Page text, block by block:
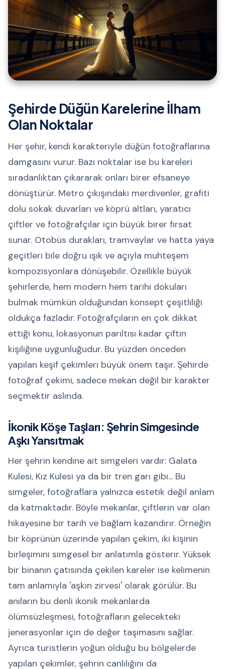
Şehirde Düğün Karelerine İlham
Olan Noktalar
Her şehir, kendi karakteriyle düğün fotoğraflarına
damgasını vurur. Bazı noktalar ise bu kareleri
sıradanlıktan çıkararak onları birer efsaneye
dönüştürür. Metro çıkışındaki merdivenler, grafiti
dolu sokak duvarları ve köprü altları, yaratıcı
çiftler ve fotoğrafçılar için büyük birer fırsat
sunar. Otobüs durakları, tramvaylar ve hatta yaya
geçitleri bile doğru ışık ve açıyla muhteşem
kompozisyonlara dönüşebilir. Özellikle büyük
şehirlerde, hem modern hem tarihi dokuları
bulmak mümkün olduğundan konsept çeşitliliği
oldukça fazladır. Fotoğrafçıların en çok dikkat
ettiği konu, lokasyonun parıltısı kadar çiftin
kişiliğine uygunluğudur. Bu yüzden önceden
yapılan keşif çekimleri büyük önem taşır. Şehirde
fotoğraf çekimi, sadece mekan değil bir karakter
seçmektir aslında.
İkonik Köşe Taşları: Şehrin Simgesinde
Aşkı Yansıtmak
Her şehrin kendine ait simgeleri vardır: Galata
Kulesi, Kız Kulesi ya da bir tren garı gibi... Bu
simgeler, fotoğraflara yalnızca estetik değil anlam
da katmaktadır. Böyle mekanlar, çiftlerin var olan
hikayesine bir tarih ve bağlam kazandırır. Örneğin
bir köprünün üzerinde yapılan çekim, iki kişinin
birleşimini simgesel bir anlatımla gösterir. Yüksek
bir binanın çatısında çekilen kareler ise kelimenin
tam anlamıyla 'aşkın zirvesi' olarak görülür. Bu
anıların bu denli ikonik mekanlarda
ölümsüzleşmesi, fotoğrafların gelecekteki
jenerasyonlar için de değer taşımasını sağlar.
Ayrıca turistlerin yoğun olduğu bu bölgelerde
yapılan çekimler, şehrin canlılığını da